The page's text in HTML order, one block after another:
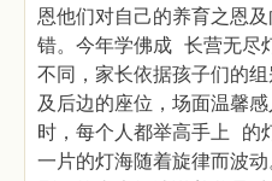
恩他们对自己的养育之恩
错。今年学佛成 长营无尽
不同，家长依据孩子们的
及后边的座位，场面温馨
时，每个人都举高手上 的
一片的灯海随着旋律而波